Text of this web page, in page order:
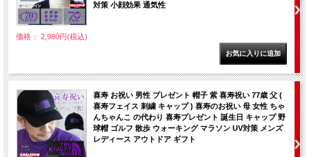
対策 小顔効果 通気性
価格： 2,980円(税込)
喜寿 お祝い 男性 プレゼント 帽子 紫 喜寿祝い 77歳 父 (
喜寿フェイス 刺繍 キャップ ) 喜寿のお祝い 母 女性 ちゃ
んちゃんこ の代わり 喜寿プレゼント 誕生日 キャップ 野
球帽 ゴルフ 散歩 ウォーキング マラソン UV対策 メンズ
レディース アウトドア ギフト